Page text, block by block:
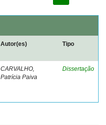
Autor(es) Tipo
CARVALHO,
Patrícia Paiva
Dissertação